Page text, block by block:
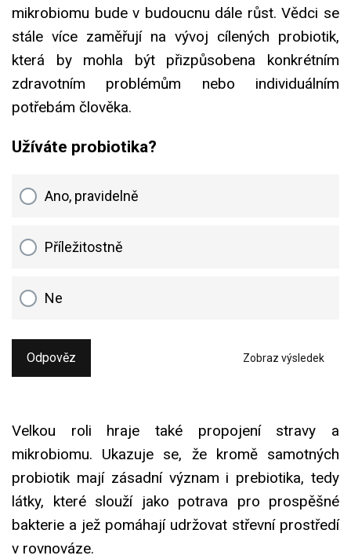
mikrobiomu bude v budoucnu dále růst. Vědci se
stále více zaměřují na vývoj cílených probiotik,
která by mohla být přizpůsobena konkrétním
zdravotním problémům nebo individuálním
potřebám člověka.
Užíváte probiotika?
Ano, pravidelně
Příležitostně
Ne
Odpověz Zobraz výsledek
Velkou roli hraje také propojení stravy a
mikrobiomu. Ukazuje se, že kromě samotných
probiotik mají zásadní význam i prebiotika, tedy
látky, které slouží jako potrava pro prospěšné
bakterie a jež pomáhají udržovat střevní prostředí
v rovnováze.